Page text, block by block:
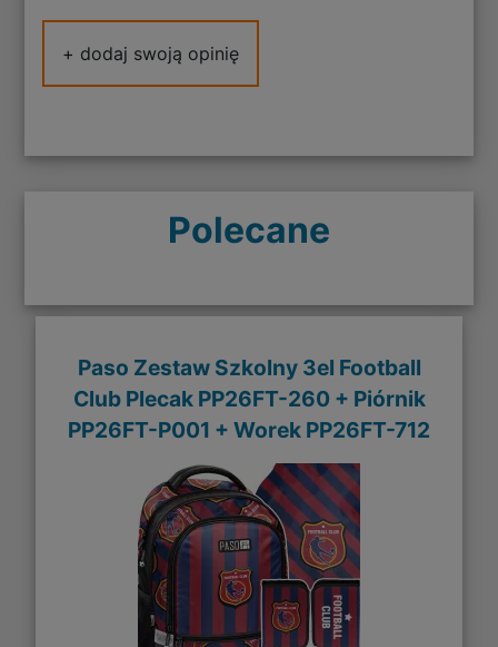
+ dodaj swoją opinię
Polecane
Paso Zestaw Szkolny 3el Football
Club Plecak PP26FT-260 + Piórnik
PP26FT-P001 + Worek PP26FT-712